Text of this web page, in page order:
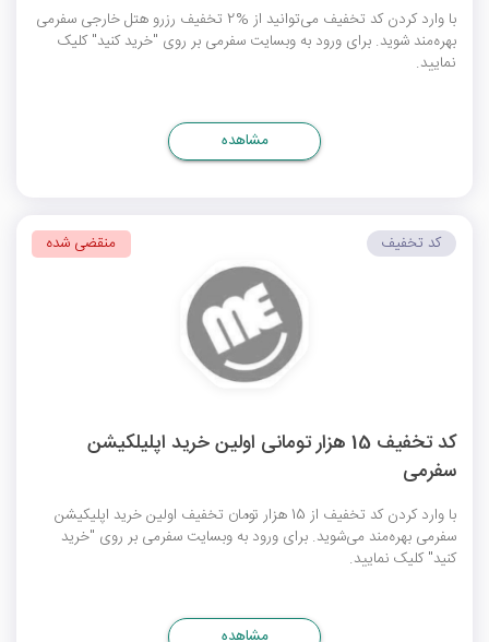
با وارد کردن کد تخفیف می‌توانید از %2 تخفیف رزرو هتل خارجی سفرمی
بهره‌مند شوید. برای ورود به وبسایت سفرمی بر روی "خرید کنید" کلیک
نمایید.
مشاهده
کد تخفیف 15 هزار تومانی اولین خرید اپلیلکیشن
سفرمی
با وارد کردن کد تخفیف از 15 هزار تومان تخفیف اولین خرید اپلیکیشن
سفرمی بهره‌مند می‌شوید. برای ورود به وبسایت سفرمی بر روی "خرید
کنید" کلیک نمایید.
کد تخفیف منقضی شده
مشاهده